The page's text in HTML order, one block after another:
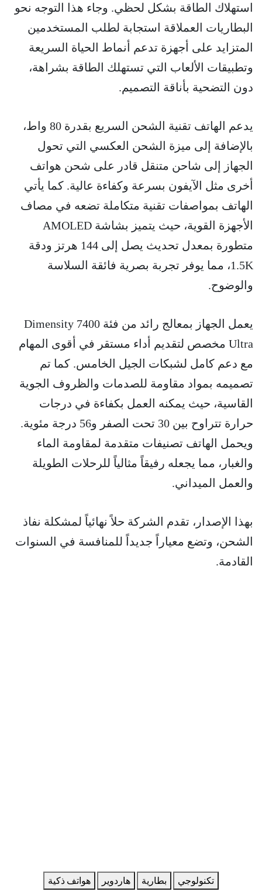
استهلاك الطاقة بشكل لحظي. وجاء هذا التوجه نحو
البطاريات العملاقة استجابة لطلب المستخدمين
المتزايد على أجهزة تدعم أنماط الحياة السريعة
وتطبيقات الألعاب التي تستهلك الطاقة بشراهة،
دون التضحية بأناقة التصميم.
يدعم الهاتف تقنية الشحن السريع بقدرة 80 واط،
بالإضافة إلى ميزة الشحن العكسي التي تحول
الجهاز إلى شاحن متنقل قادر على شحن هواتف
أخرى مثل الآيفون بسرعة وكفاءة عالية. كما يأتي
الهاتف بمواصفات تقنية متكاملة تضعه في مصاف
الأجهزة القوية، حيث يتميز بشاشة AMOLED
متطورة بمعدل تحديث يصل إلى 144 هرتز ودقة
1.5K، مما يوفر تجربة بصرية فائقة السلاسة
والوضوح.
يعمل الجهاز بمعالج رائد من فئة Dimensity 7400
Ultra مخصص لتقديم أداء مستقر في أقوى المهام
مع دعم كامل لشبكات الجيل الخامس. كما تم
تصميمه بمواد مقاومة للصدمات والظروف الجوية
القاسية، حيث يمكنه العمل بكفاءة في درجات
حرارة تتراوح بين 30 تحت الصفر و56 درجة مئوية.
ويحمل الهاتف تصنيفات متقدمة لمقاومة الماء
والغبار، مما يجعله رفيقاً مثالياً للرحلات الطويلة
والعمل الميداني.
بهذا الإصدار، تقدم الشركة حلاً نهائياً لمشكلة نفاذ
الشحن، وتضع معياراً جديداً للمنافسة في السنوات
القادمة.
تكنولوجي بطارية هاردوير هواتف ذكية